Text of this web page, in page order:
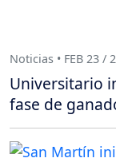
Noticias • FEB 23 /
Universitario
fase de